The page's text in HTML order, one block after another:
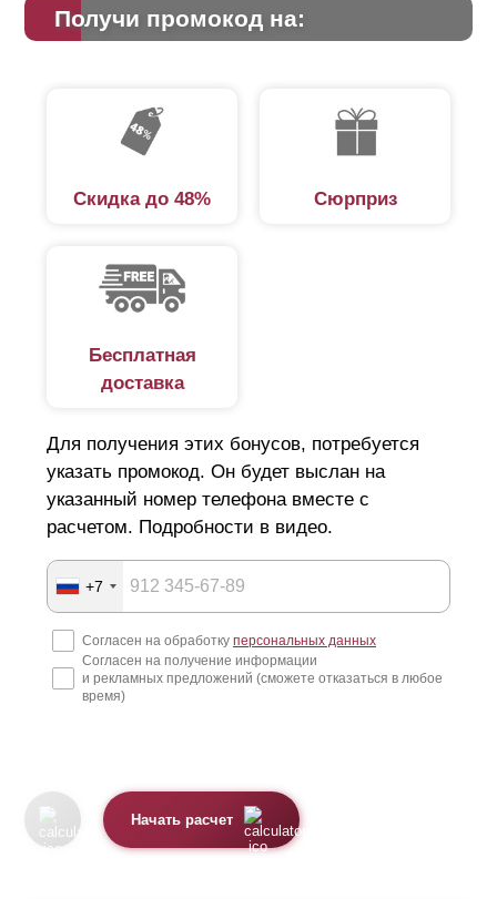
Получи промокод на:
Скидка до 48% Сюрприз
Бесплатная
доставка
Для получения этих бонусов, потребуется
указать промокод. Он будет выслан на
указанный номер телефона вместе с
расчетом. Подробности в видео.
+7
Согласен на обработку персональных данных
Согласен на получение информации
и рекламных предложений (сможете отказаться в любое
время)
Начать расчет